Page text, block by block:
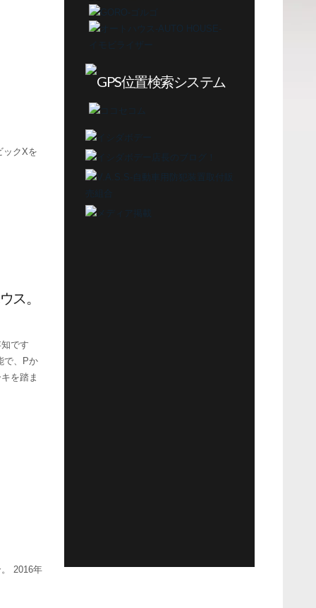
ックXを
ス。
です
で、Pか
を踏ま
2016年